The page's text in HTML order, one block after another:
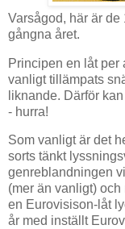
Varsågod, här är de
gångna året.
Principen en låt per
vanligt tillämpats
liknande. Därför
- hurra!
Som vanligt är det
sorts tänkt
genreblandningen
(mer än vanligt)
en Eurovisison-låt
år med inställt